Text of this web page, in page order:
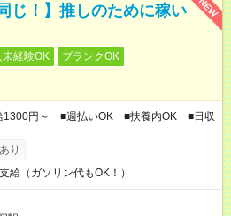
NEW
じ！】推しのために稼い
未経験OK
ブランクOK
1300円～ ■週払いOK ■扶養内OK ■日収
り
給（ガソリン代もOK！）